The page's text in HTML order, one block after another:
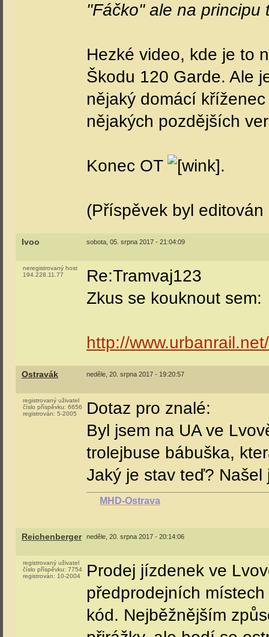
"Fáčko" ale na principu
Hezké video, kde je to
Škodu 120 Garde. Ale
nějaký domácí
nějakých pozdějších
Konec OT .
(Příspěvek byl
Ivoo sobota, 05. srpna 2017 - 21:04:09
neregistrovaný host
194.228.11.77
Re:Tramvaj123
Zkus se kouknout sem:
http://
Ostravák neděle, 20. srpna 2017 - 19:20:57
registrovaný uživatel
číslo příspěvku: 6656
registrován: 5-2005
Dotaz pro znalé:
Byl jsem na UA ve
trolejbuse bábuška,
Jaký je stav teď?
MHD-Ostrava
Reichenberger neděle, 20. srpna 2017 - 20:14:06
registrovaný uživatel
číslo příspěvku: 7754
registrován: 10-2004
Prodej jízdenek ve
předprodejních
kód. Nejběžnějším